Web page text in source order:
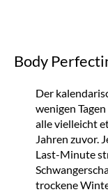
Body
Der
wenigen
alle vielleicht
Jahren zuvor.
Last-Minute
trockene